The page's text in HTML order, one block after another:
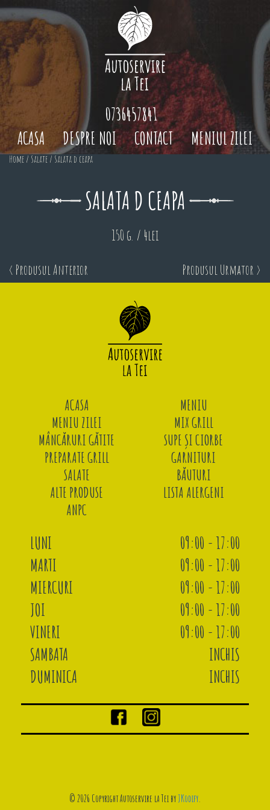
ACASA DESPRE NOI CONTACT MENIUL ZILEI
0736457841
Home / Salate / Salata d ceapa
SALATA D CEAPA
150 g. / 4lei
< Produsul Anterior Produsul Urmator >
ACASA
MENIU
MENIU ZILEI
MIX GRILL
MÂNCĂRURI GĂTITE
SUPE ȘI CIORBE
PREPARATE GRILL
GARNITURI
SALATE
BĂUTURI
ALTE PRODUSE
LISTA ALERGENI
ANPC
LUNI
09:00 - 17:00
MARTI
09:00 - 17:00
MIERCURI
09:00 - 17:00
JOI
09:00 - 17:00
VINERI
09:00 - 17:00
SAMBATA
INCHIS
DUMINICA
INCHIS
© 2026 Copyright Autoservire la Tei byJKodify.